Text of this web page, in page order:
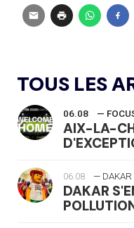
TOUS LES
06.08 —
AIX-LA-
06.08 — DAKAR
DAKAR